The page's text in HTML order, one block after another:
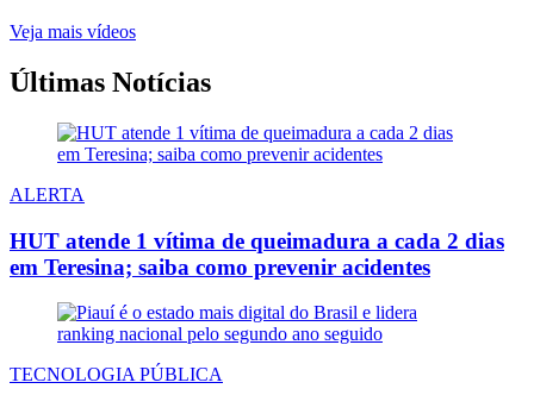
Veja mais vídeos
Últimas Notícias
ALERTA
HUT atende 1 vítima de queimadura a cada 2 dias
em Teresina; saiba como prevenir acidentes
TECNOLOGIA PÚBLICA